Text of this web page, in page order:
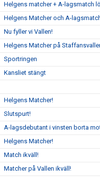
Helgens matcher + A-lagsmatch
Helgens Matcher och A-
Nu fyller vi Vallen!
Helgens Matcher på
Sportringen
Kansliet stängt
Helgens Matcher!
Slutspurt!
A-lagsdebutant i vinsten borta
Helgens Matcher!
Match ikväll!
Matcher på Vallen ikväll!